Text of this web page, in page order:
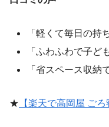
「軽くて毎日の持
「ふわふわで子ど
「省スペース収納
★ 【楽天で高岡屋 ご